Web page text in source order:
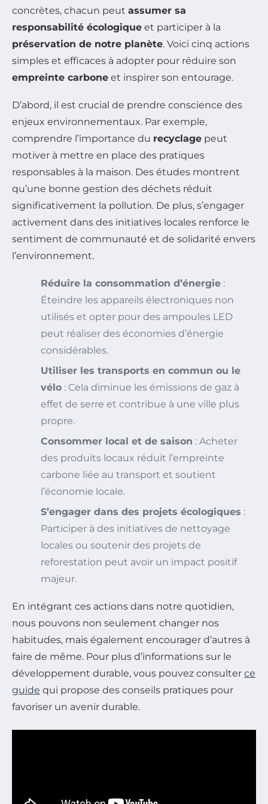
concrètes, chacun peut assumer sa
responsabilité écologique et participer à la
préservation de notre planète. Voici cinq actions
simples et efficaces à adopter pour réduire son
empreinte carbone et inspirer son entourage.
D’abord, il est crucial de prendre conscience des
enjeux environnementaux. Par exemple,
comprendre l’importance du recyclage peut
motiver à mettre en place des pratiques
responsables à la maison. Des études montrent
qu’une bonne gestion des déchets réduit
significativement la pollution. De plus, s’engager
activement dans des initiatives locales renforce le
sentiment de communauté et de solidarité envers
l’environnement.
Réduire la consommation d’énergie :
Éteindre les appareils électroniques non
utilisés et opter pour des ampoules LED
peut réaliser des économies d’énergie
considérables.
Utiliser les transports en commun ou le
vélo : Cela diminue les émissions de gaz à
effet de serre et contribue à une ville plus
propre.
Consommer local et de saison : Acheter
des produits locaux réduit l’empreinte
carbone liée au transport et soutient
l’économie locale.
S’engager dans des projets écologiques :
Participer à des initiatives de nettoyage
locales ou soutenir des projets de
reforestation peut avoir un impact positif
majeur.
En intégrant ces actions dans notre quotidien,
nous pouvons non seulement changer nos
habitudes, mais également encourager d’autres à
faire de même. Pour plus d’informations sur le
développement durable, vous pouvez consulter ce
guide qui propose des conseils pratiques pour
favoriser un avenir durable.